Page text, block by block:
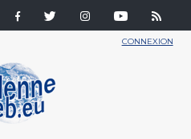
CONNEXION